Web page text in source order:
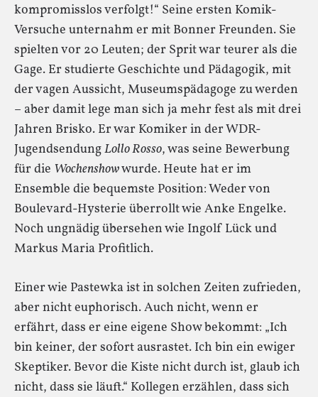
kompromisslos verfolgt!“ Seine ersten Komik-
Versuche unternahm er mit Bonner Freunden. Sie
spielten vor 20 Leuten; der Sprit war teurer als die
Gage. Er studierte Geschichte und Pädagogik, mit
der vagen Aussicht, Museumspädagoge zu werden
– aber damit lege man sich ja mehr fest als mit drei
Jahren Brisko. Er war Komiker in der WDR-
JugendsendungLollo Rosso, was seine Bewerbung
für die Wochenshowwurde. Heute hat er im
Ensemble die bequemste Position: Weder von
Boulevard-Hysterie überrollt wie Anke Engelke.
Noch ungnädig übersehen wie Ingolf Lück und
Markus Maria Profitlich.
Einer wie Pastewka ist in solchen Zeiten zufrieden,
aber nicht euphorisch. Auch nicht, wenn er
erfährt, dass er eine eigene Show bekommt: „Ich
bin keiner, der sofort ausrastet. Ich bin ein ewiger
Skeptiker. Bevor die Kiste nicht durch ist, glaub ich
nicht, dass sie läuft.“ Kollegen erzählen, dass sich